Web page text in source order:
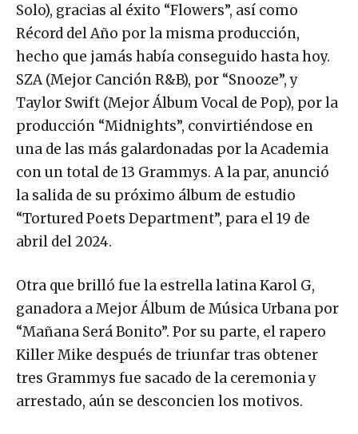
Solo), gracias al éxito “Flowers”, así como
Récord del Año por la misma producción,
hecho que jamás había conseguido hasta hoy.
SZA (Mejor Canción R&B), por “Snooze”, y
Taylor Swift (Mejor Álbum Vocal de Pop), por la
producción “Midnights”, convirtiéndose en
una de las más galardonadas por la Academia
con un total de 13 Grammys. A la par, anunció
la salida de su próximo álbum de estudio
“Tortured Poets Department”, para el 19 de
abril del 2024.
Otra que brilló fue la estrella latina Karol G,
ganadora a Mejor Álbum de Música Urbana por
“Mañana Será Bonito”. Por su parte, el rapero
Killer Mike después de triunfar tras obtener
tres Grammys fue sacado de la ceremonia y
arrestado, aún se desconcien los motivos.